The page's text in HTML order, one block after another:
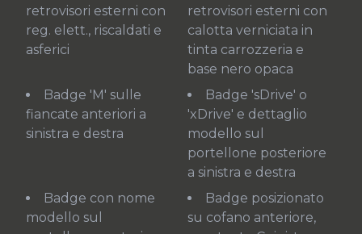
retrovisori esterni con
reg. elett., riscaldati e
asferici
retrovisori esterni con
calotta verniciata in
tinta carrozzeria e
base nero opaca
Badge 'M' sulle
fiancate anteriori a
sinistra e destra
Badge 'sDrive' o
'xDrive' e dettaglio
modello sul
portellone posteriore
a sinistra e destra
Badge con nome
modello sul
Badge posizionato
su cofano anteriore,